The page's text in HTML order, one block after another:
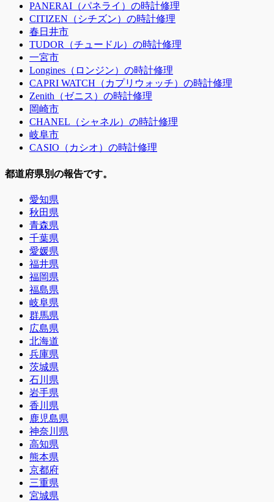
PANERAI（パネライ）の時計修理
CITIZEN（シチズン）の時計修理
春日井市
TUDOR（チュードル）の時計修理
一宮市
Longines（ロンジン）の時計修理
CAPRI WATCH（カプリウォッチ）の時計修理
Zenith（ゼニス）の時計修理
岡崎市
CHANEL（シャネル）の時計修理
岐阜市
CASIO（カシオ）の時計修理
都道府県別の報告です。
愛知県
秋田県
青森県
千葉県
愛媛県
福井県
福岡県
福島県
岐阜県
群馬県
広島県
北海道
兵庫県
茨城県
石川県
岩手県
香川県
鹿児島県
神奈川県
高知県
熊本県
京都府
三重県
宮城県